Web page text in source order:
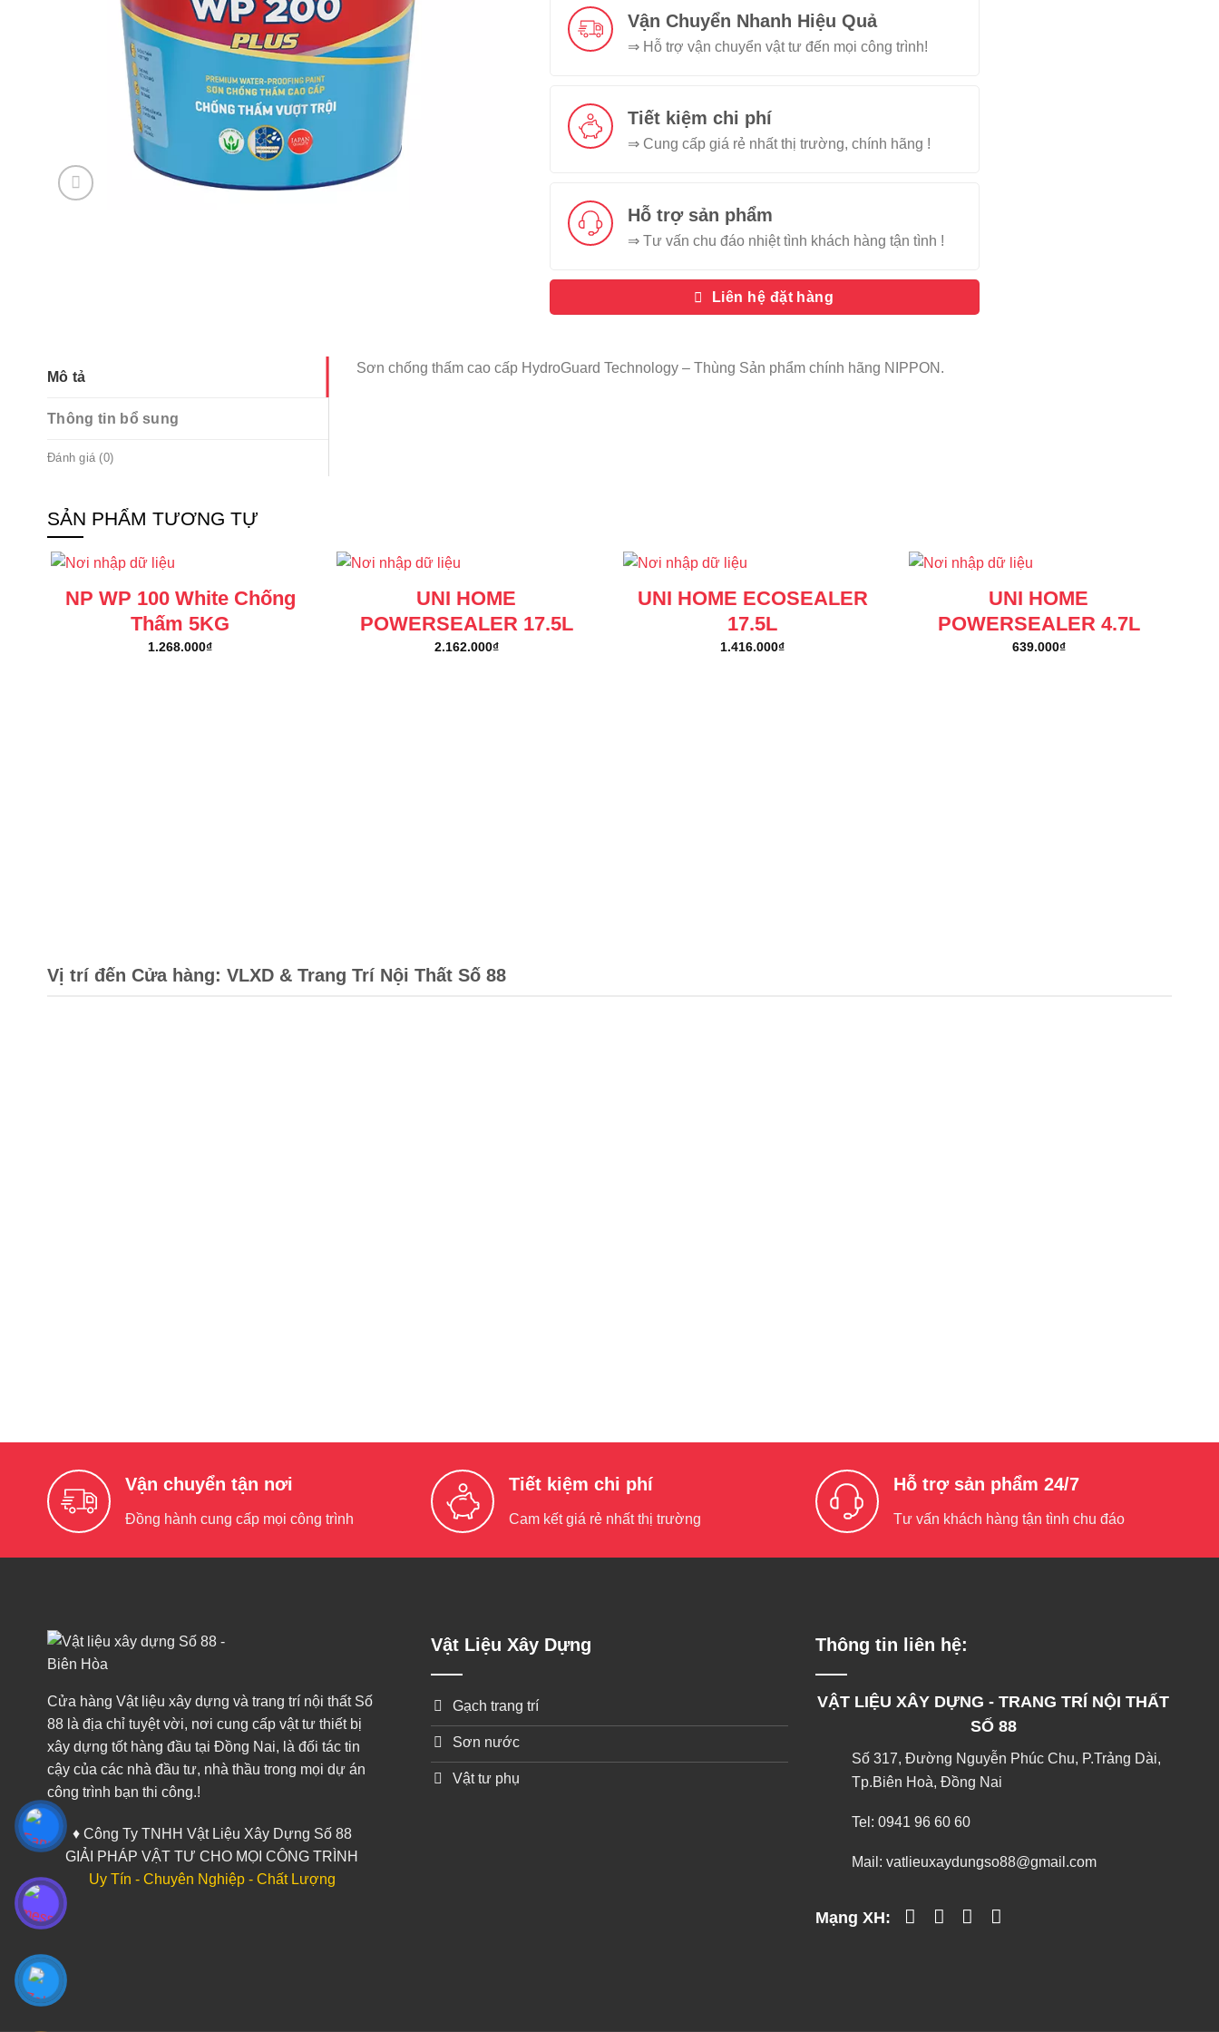
Vận Chuyển Nhanh Hiệu Quả
⇒ Hỗ trợ vận chuyển vật tư đến mọi công trình!
Tiết kiệm chi phí
⇒ Cung cấp giá rẻ nhất thị trường, chính hãng !
Hỗ trợ sản phẩm
⇒ Tư vấn chu đáo nhiệt tình khách hàng tận tình !
Liên hệ đặt hàng
Mô tả
Thông tin bổ sung
Đánh giá (0)
Sơn chống thấm cao cấp HydroGuard Technology – Thùng Sản phẩm chính hãng NIPPON.
SẢN PHẨM TƯƠNG TỰ
NP WP 100 White Chống
Thấm 5KG
1.268.000₫
UNI HOME
POWERSEALER 17.5L
2.162.000₫
UNI HOME ECOSEALER
17.5L
1.416.000₫
UNI HOME
POWERSEALER 4.7L
639.000₫
Vị trí đến Cửa hàng: VLXD & Trang Trí Nội Thất Số 88
Vận chuyển tận nơi
Đồng hành cung cấp mọi công trình
Tiết kiệm chi phí
Cam kết giá rẻ nhất thị trường
Hỗ trợ sản phẩm 24/7
Tư vấn khách hàng tận tình chu đáo
Cửa hàng Vật liệu xây dựng và trang trí nội thất Số
88 là địa chỉ tuyệt vời, nơi cung cấp vật tư thiết bị
xây dựng tốt hàng đầu tại Đồng Nai, là đối tác tin
cậy của các nhà đầu tư, nhà thầu trong mọi dự án
công trình bạn thi công.!
♦ Công Ty TNHH Vật Liệu Xây Dựng Số 88
GIẢI PHÁP VẬT TƯ CHO MỌI CÔNG TRÌNH
Uy Tín - Chuyên Nghiệp - Chất Lượng
Vật Liệu Xây Dựng
Gạch trang trí
Sơn nước
Vật tư phụ
Thông tin liên hệ:
VẬT LIỆU XÂY DỰNG - TRANG TRÍ NỘI THẤT
SỐ 88
Số 317, Đường Nguyễn Phúc Chu, P.Trảng Dài,
Tp.Biên Hoà, Đồng Nai
Tel: 0941 96 60 60
Mail: vatlieuxaydungso88@gmail.com
Mạng XH: